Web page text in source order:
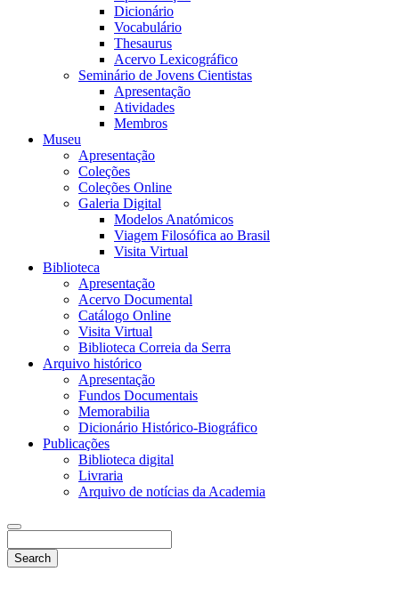
Dicionário
Vocabulário
Thesaurus
Acervo Lexicográfico
Seminário de Jovens Cientistas
Apresentação
Atividades
Membros
Museu
Apresentação
Coleções
Coleções Online
Galeria Digital
Modelos Anatómicos
Viagem Filosófica ao Brasil
Visita Virtual
Biblioteca
Apresentação
Acervo Documental
Catálogo Online
Visita Virtual
Biblioteca Correia da Serra
Arquivo histórico
Apresentação
Fundos Documentais
Memorabilia
Dicionário Histórico-Biográfico
Publicações
Biblioteca digital
Livraria
Arquivo de notícias da Academia